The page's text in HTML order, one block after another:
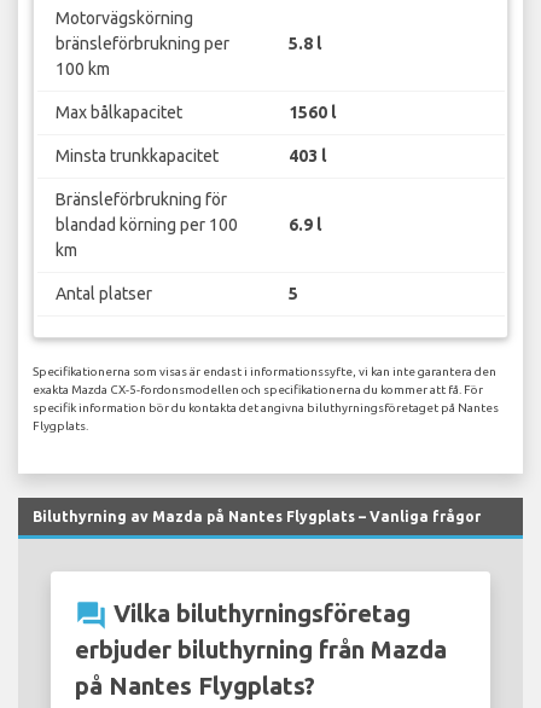
Motorvägskörning
bränsleförbrukning per
100 km
5.8 l
Max bålkapacitet 1560 l
Minsta trunkkapacitet 403 l
Bränsleförbrukning för
blandad körning per 100
km
6.9 l
Antal platser 5
Specifikationerna som visas är endast i informationssyfte, vi kan inte garantera den
exakta Mazda CX-5-fordonsmodellen och specifikationerna du kommer att få. För
specifik information bör du kontakta det angivna biluthyrningsföretaget på Nantes
Flygplats.
Biluthyrning av Mazda på Nantes Flygplats – Vanliga frågor
question_answer Vilka biluthyrningsföretag
erbjuder biluthyrning från Mazda
på Nantes Flygplats?